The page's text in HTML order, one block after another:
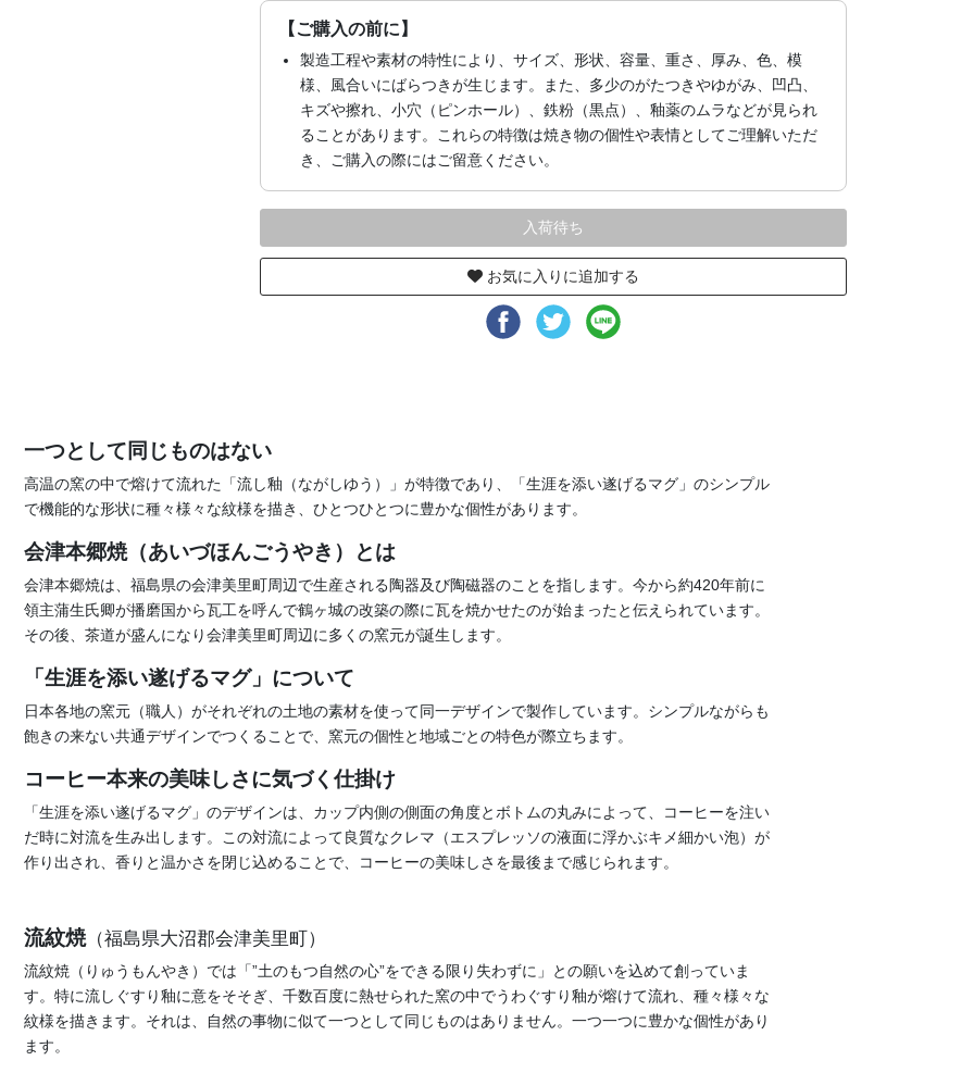
【ご購入の前に】
製造工程や素材の特性により、サイズ、形状、容量、重さ、厚み、色、模
様、風合いにばらつきが生じます。また、多少のがたつきやゆがみ、凹凸、
キズや擦れ、小穴（ピンホール）、鉄粉（黒点）、釉薬のムラなどが見られ
ることがあります。これらの特徴は焼き物の個性や表情としてご理解いただ
き、ご購入の際にはご留意ください。
入荷待ち
お気に入りに追加する
一つとして同じものはない
高温の窯の中で熔けて流れた「流し釉（ながしゆう）」が特徴であり、「生涯を添い遂げるマグ」のシンプル
で機能的な形状に種々様々な紋様を描き、ひとつひとつに豊かな個性があります。
会津本郷焼（あいづほんごうやき）とは
会津本郷焼は、福島県の会津美里町周辺で生産される陶器及び陶磁器のことを指します。今から約420年前に
領主蒲生氏卿が播磨国から瓦工を呼んで鶴ヶ城の改築の際に瓦を焼かせたのが始まったと伝えられています。
その後、茶道が盛んになり会津美里町周辺に多くの窯元が誕生します。
「生涯を添い遂げるマグ」について
日本各地の窯元（職人）がそれぞれの土地の素材を使って同一デザインで製作しています。シンプルながらも
飽きの来ない共通デザインでつくることで、窯元の個性と地域ごとの特色が際立ちます。
コーヒー本来の美味しさに気づく仕掛け
「生涯を添い遂げるマグ」のデザインは、カップ内側の側面の角度とボトムの丸みによって、コーヒーを注い
だ時に対流を生み出します。この対流によって良質なクレマ（エスプレッソの液面に浮かぶキメ細かい泡）が
作り出され、香りと温かさを閉じ込めることで、コーヒーの美味しさを最後まで感じられます。
流紋焼（福島県大沼郡会津美里町）
流紋焼（りゅうもんやき）では「”土のもつ自然の心”をできる限り失わずに」との願いを込めて創っていま
す。特に流しぐすり釉に意をそそぎ、千数百度に熱せられた窯の中でうわぐすり釉が熔けて流れ、種々様々な
紋様を描きます。それは、自然の事物に似て一つとして同じものはありません。一つ一つに豊かな個性があり
ます。